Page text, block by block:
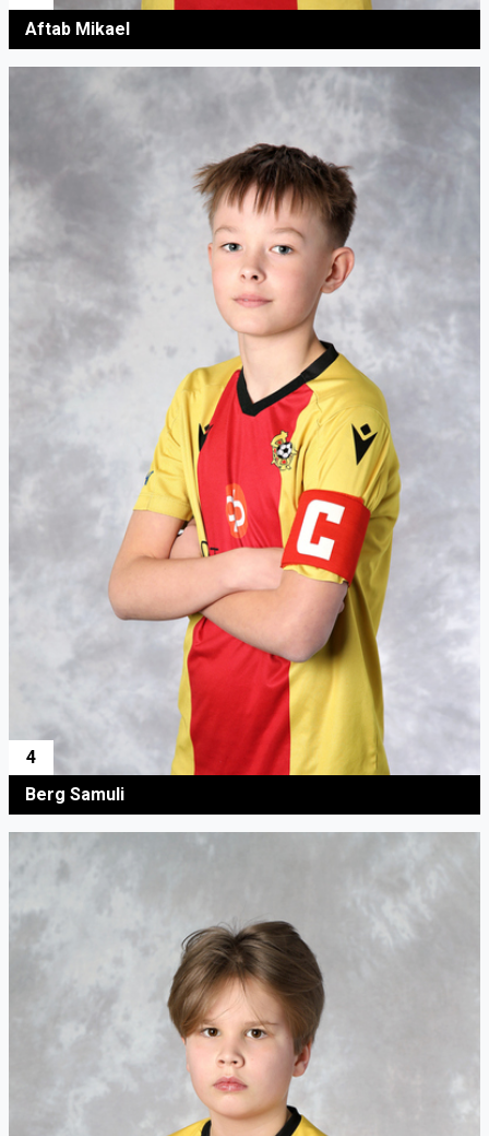
Aftab Mikael
4
Berg Samuli